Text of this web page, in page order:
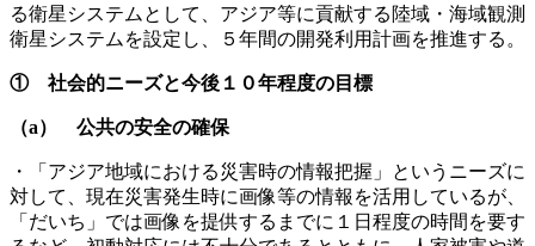
る衛星システムとして、アジア等に貢献する陸域・海域観測
衛星システムを設定し、５年間の開発利用計画を推進する。
① 社会的ニーズと今後１０年程度の目標
（a） 公共の安全の確保
・「アジア地域における災害時の情報把握」というニーズに
対して、現在災害発生時に画像等の情報を活用しているが、
「だいち」では画像を提供するまでに１日程度の時間を要す